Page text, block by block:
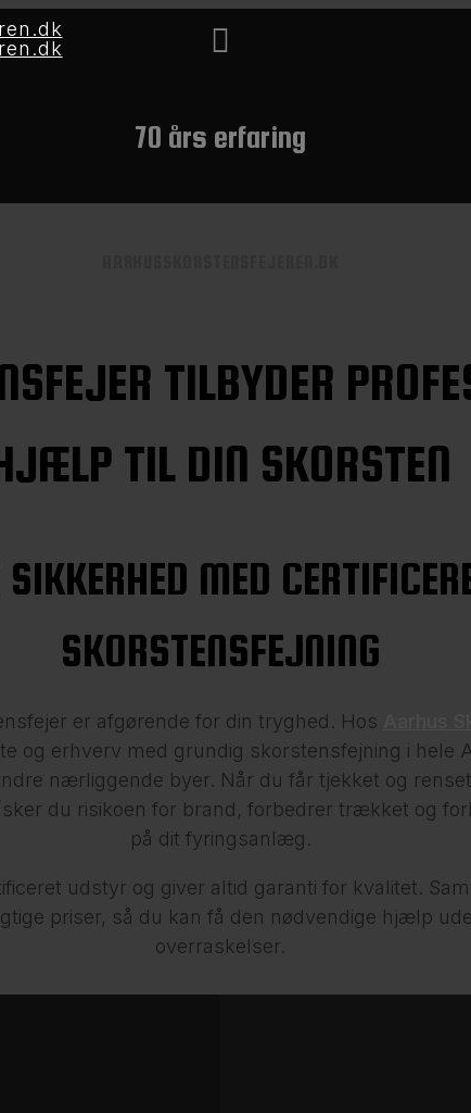
70 års erfaring
TILBYDER
TIL DIN SKORSTEN
MED
SKORSTENSFEJNING
er afgørende for din tryghed. Hos
og erhverv med grundig skorstensfejning i hele
nærliggende byer. Når du får tjekket og
du risikoen for brand, forbedrer trækket og
på dit fyringsanlæg.
udstyr og giver altid garanti for kvalitet.
priser, så du kan få den nødvendige hjælp
overraskelser.